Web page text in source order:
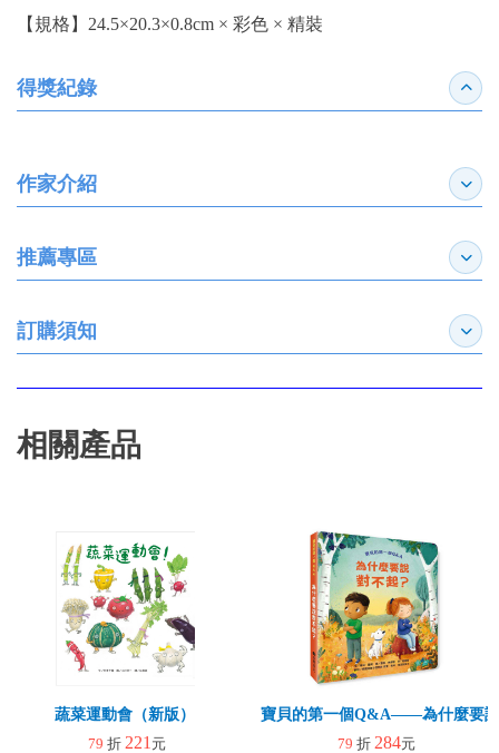
【規格】24.5×20.3×0.8cm × 彩色 × 精裝
得獎紀錄 收合
作家介紹 展開
推薦專區 展開
訂購須知 展開
相關產品
蔬菜運動會（新版）
79 折 221 元
寶貝的第一個Q&A――為什麼要
79 折 284元